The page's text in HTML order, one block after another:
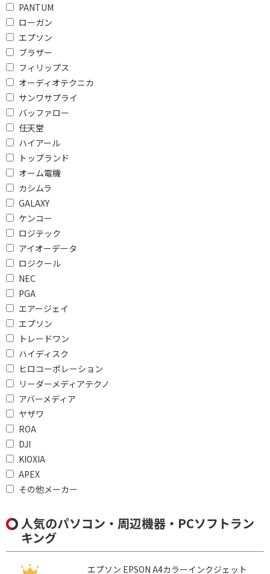
PANTUM
ローガン
エプソン
ブラザー
フィリップス
オーディオテクニカ
サンワサプライ
バッファロー
任天堂
ハイアール
トップランド
オーム電機
カシムラ
GALAXY
ケンコー
ロジテック
アイオーデータ
ロジクール
NEC
PGA
エアージェイ
エプソン
トレードワン
ハイディスク
ヒロコーポレーション
リーダーメディアテクノ
アバーメディア
ヤザワ
ROA
DJI
KIOXIA
APEX
その他メーカー
本体重量で絞り込む
800g以上～1kg未満
1.5kg以上～1.8kg未満
オフィスソフトで絞り込む
Office Home and
Business
Microsoft 365 Basic
光学ドライブで絞り込む
タッチパネルで絞り込む
無線LANで絞り込む
7(be)ax/ac/n/a/g/b
Wi-Fi 6(ax)/ac/n/a/g/b
4時間以上～5時間未満
シムカード非対応
ネットワークで絞り込む
人気のパソコン・周辺機器・PCソフトラン
キング
エプソン EPSON A4カラーインクジェット